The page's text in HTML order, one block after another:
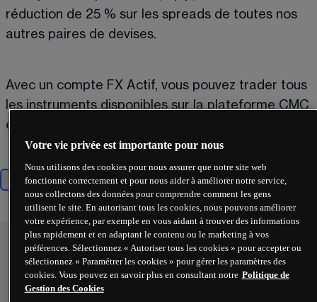
réduction de 25 % sur les spreads de toutes nos
autres paires de devises.
Avec un compte FX Actif, vous pouvez trader tous
les instruments disponibles sur la plateforme CMC
et MT4, tout comme avec un compte standard.
Majors Minors Exotics
Votre vie privée est importante pour nous
Nous utilisons des cookies pour nous assurer que notre site web
fonctionne correctement et pour nous aider à améliorer notre service,
nous collectons des données pour comprendre comment les gens
utilisent le site. En autorisant tous les cookies, nous pouvons améliorer
votre expérience, par exemple en vous aidant à trouver des informations
plus rapidement et en adaptant le contenu ou le marketing à vos
préférences. Sélectionnez « Autoriser tous les cookies » pour accepter ou
sélectionnez « Paramétrer les cookies » pour gérer les paramètres des
cookies. Vous pouvez en savoir plus en consultant notre Politique de
Gestion des Cookies